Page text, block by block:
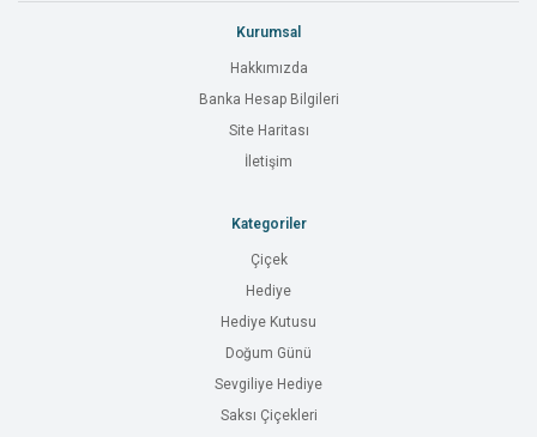
Kurumsal
Hakkımızda
Banka Hesap Bilgileri
Site Haritası
İletişim
Kategoriler
Çiçek
Hediye
Hediye Kutusu
Doğum Günü
Sevgiliye Hediye
Saksı Çiçekleri